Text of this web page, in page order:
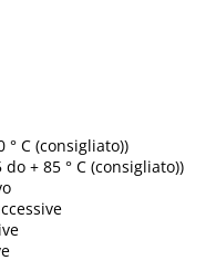
C (consigliato))
+ 85 ° C (consigliato))